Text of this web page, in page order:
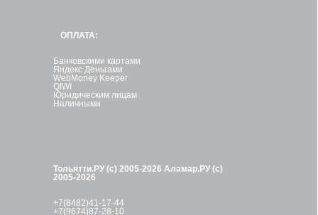
ОПЛАТА:
Банковскими картами
Яндекс Деньгами
WebMoney Keeper
QIWI
Юридическим лицам
Наличными
Тольятти.РУ (с) 2005-2026 Аламар.РУ (с)
2005-2026
+7(8482)41-17-44
+7(9674)87-28-10